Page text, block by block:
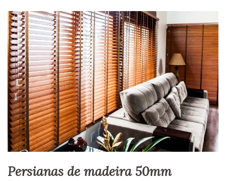
Persianas de madeira 50mm